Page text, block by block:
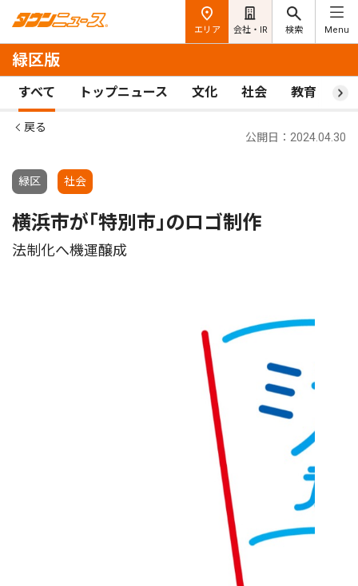
エリア 会社・IR 検索 Menu
緑区版
すべて トップニュース 文化 社会 教育 ス
戻る
緑区 社会
公開日：2024.04.30
横浜市が｢特別市｣のロゴ制作
法制化へ機運醸成